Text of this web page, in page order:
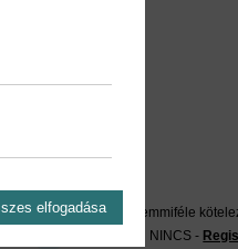
Önnek semmiféle
szemben NINCS -
elfogadása